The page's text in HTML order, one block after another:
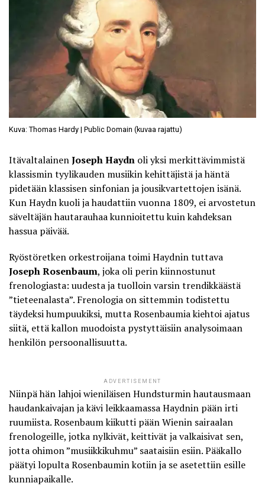
Kuva: Thomas Hardy | Public Domain (kuvaa rajattu)
ItävaltalainenJoseph Haydn oli yksi merkittävimmistä
klassismin tyylikauden musiikin kehittäjistä ja häntä
pidetään klassisen sinfonian ja jousikvartettojen isänä.
Kun Haydn kuoli ja haudattiin vuonna 1809, ei arvostetun
säveltäjän hautarauhaa kunnioitettu kuin kahdeksan
hassua päivää.
Ryöstöretken orkestroijana toimi Haydnin tuttava
Joseph Rosenbaum, joka oli perin kiinnostunut
frenologiasta: uudesta ja tuolloin varsin trendikkäästä
”tieteenalasta”. Frenologia on sittemmin todistettu
täydeksi humpuukiksi, mutta Rosenbaumia kiehtoi ajatus
siitä, että kallon muodoista pystyttäisiin analysoimaan
henkilön persoonallisuutta.
ADVERTISEMENT
Niinpä hän lahjoi wieniläisen Hundsturmin hautausmaan
haudankaivajan ja kävi leikkaamassa Haydnin pään irti
ruumiista. Rosenbaum kiikutti pään Wienin sairaalan
frenologeille, jotka nylkivät, keittivät ja valkaisivat sen,
jotta ohimon ”musiikkikuhmu” saataisiin esiin. Pääkallo
päätyi lopulta Rosenbaumin kotiin ja se asetettiin esille
kunniapaikalle.